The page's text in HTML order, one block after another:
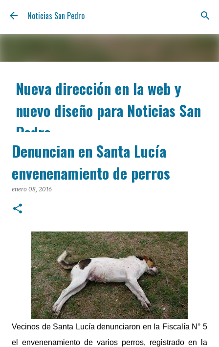
Ir al contenido principal
Noticias San Pedro
Nueva dirección en la web y
nuevo diseño para Noticias San
Pedro
agosto 06, 2026
la información de San Pedro con la claridad y la
inmediatez de siempre. A partir de hoy, podés
notisanpedro.com.ar . Acompañamos esta mudanza
Desarrollamos una interfaz más ágil, moderna e
intuitiva, pensada para optimizar la navegación desde
cualquier dispositivo, facilitar el acceso a las noticias
locales y potenciar la interacción de los lectores con
nuestros contenidos.
Denuncian en Santa Lucía
envenenamiento de perros
enero 08, 2016
Vecinos de Santa Lucía denunciaron en la Fiscalía N° 5
el envenenamiento de varios perros, registrado en la